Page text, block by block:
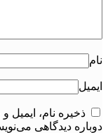
نام
ایمیل
ذخیره نام،
دوباره دیدگاهی